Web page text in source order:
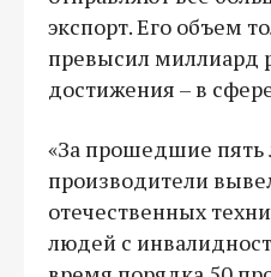
экспорт. Его объем
превысил миллиард
достижения – в
«За прошедшие пять
производители
отечественных
людей с